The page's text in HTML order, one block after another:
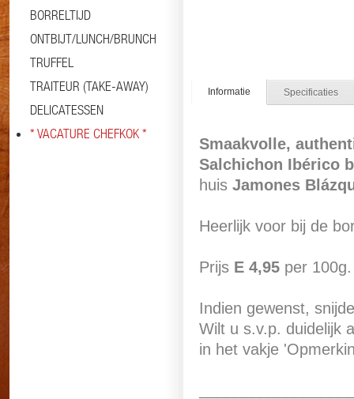
BORRELTIJD
ONTBIJT/LUNCH/BRUNCH
TRUFFEL
TRAITEUR (TAKE-AWAY)
DELICATESSEN
* VACATURE CHEFKOK *
Informatie Specificaties
Smaakvolle,
Salchichon Ibérico
huis Jamones
Heerlijk voor bij de
Prijs E 4,95 per 100g.
Indien gewenst,
Wilt u s.v.p. duidelijk
in het vakje